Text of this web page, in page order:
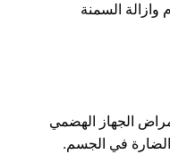
السمنة
الجهاز الهضمي
في الجسم.